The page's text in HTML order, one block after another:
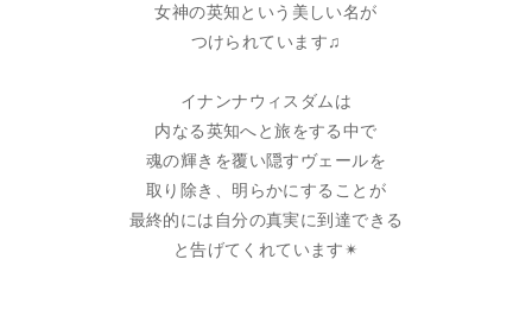
女神の英知という美しい名が
つけられています♫
イナンナウィスダムは
内なる英知へと旅をする中で
魂の輝きを覆い隠すヴェールを
取り除き、明らかにすることが
最終的には自分の真実に到達できる
と告げてくれています✴︎